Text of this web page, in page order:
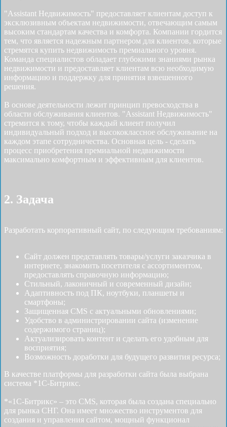
"Assistant Недвижимость" предоставляет клиентам доступ к
эксклюзивным объектам недвижимости, отвечающим самым
высоким стандартам качества и комфорта. Компании гордится
тем, что является надежным партнером для клиентов, которые
стремятся купить недвижимость премиального уровня.
Команда специалистов обладает глубокими знаниями рынка
недвижимости и предоставляет клиентам всю необходимую
информацию и поддержку для принятия взвешенного
решения.
В основе деятельности лежит принцип превосходства в
области обслуживания клиентов. "Assistant Недвижимость"
стремится к тому, чтобы каждый клиент получил
индивидуальный подход и высококлассное обслуживание на
каждом этапе сотрудничества. Основная цель - сделать
процесс приобретения премиальной недвижимости
максимально комфортным и эффективным для клиентов.
2. Задача
Разработать корпоративный сайт, по следующим требованиям:
Сайт должен представлять товары/услуги заказчика в
интернете, знакомить посетителя с ассортиментом,
предоставлять справочную информацию;
Стильный, лаконичный и современный дизайн;
Адаптивность под ПК, ноутбуки, планшеты и
смартфоны;
Защищенная CMS с актуальными обновлениями;
Удобство в администрировании сайта (изменение
содержимого страниц);
Актуализировать контент и сделать его удобным для
восприятия;
Возможность доработки для будущего развития ресурса;
В качестве платформы для разработки сайта была выбрана
система *1С-Битрикс.
*«1С-Битрикс» – это CMS, которая была создана специально
для рынка СНГ. Она имеет множество инструментов для
создания и управления сайтом, мощный функционал